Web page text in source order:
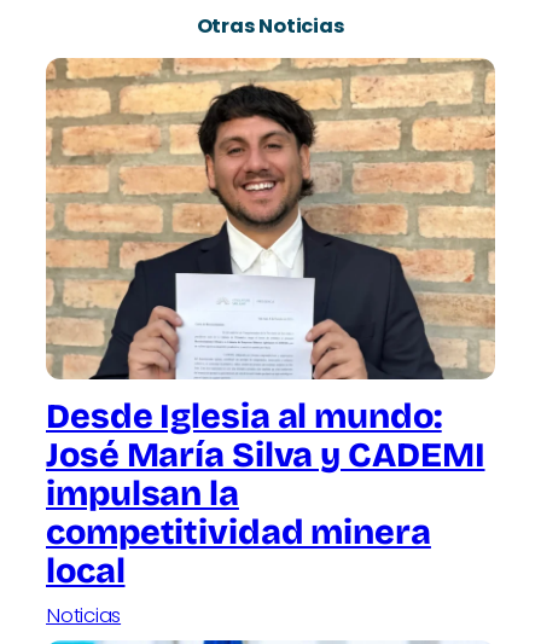
Otras Noticias
Desde Iglesia al mundo:
José María Silva y CADEMI
impulsan la
competitividad minera
local
Noticias